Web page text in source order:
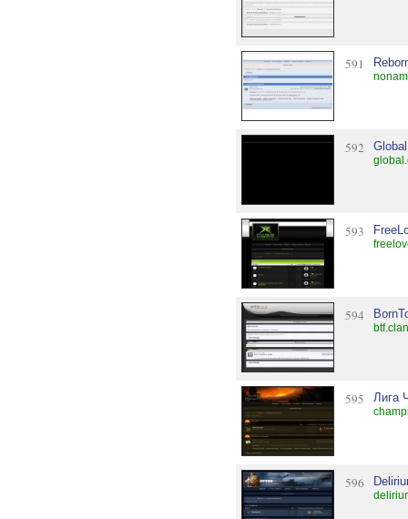
591
592
593
594
595 Лига
596